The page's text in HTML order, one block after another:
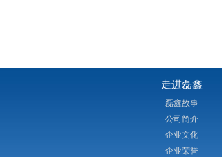
走进磊鑫
磊鑫故事
公司简介
企业文化
企业荣誉